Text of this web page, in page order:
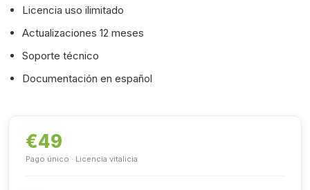
Licencia uso ilimitado
Actualizaciones 12 meses
Soporte técnico
Documentación en español
€49
Pago único · Licencia vitalicia